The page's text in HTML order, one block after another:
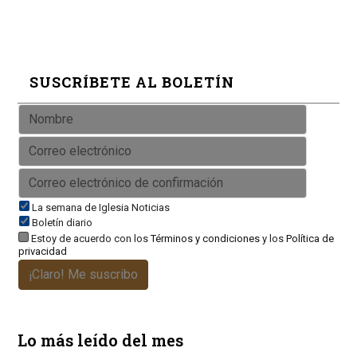
SUSCRÍBETE AL BOLETÍN
La semana de Iglesia Noticias
Boletín diario
Estoy de acuerdo con losTérminos y condicionesy los Política de
privacidad
¡Claro! Me suscribo
Lo más leído del mes